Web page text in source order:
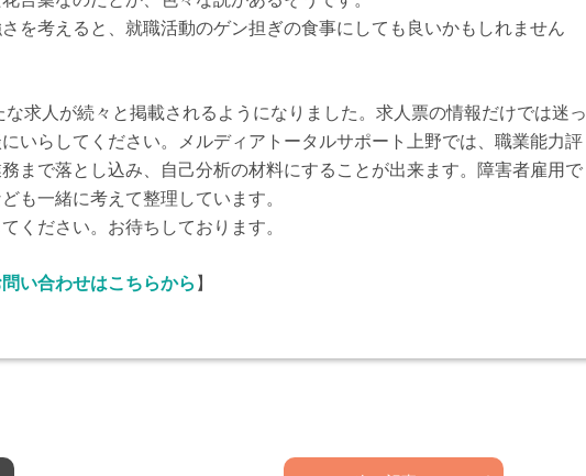
を考えると、就職活動のゲン担ぎの食事にしても良いかもしれません
求人が続々と掲載されるようになりました。求人票の情報だけでは迷っ
いらしてください。メルディアトータルサポート上野では、職業能力評
まで落とし込み、自己分析の材料にすることが出来ます。障害者雇用で
も一緒に考えて整理しています。
ください。お待ちしております。
い合わせはこちらから 】